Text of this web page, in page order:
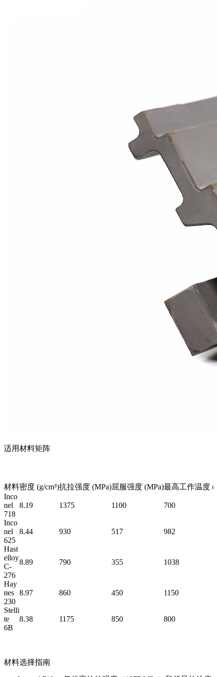
适用材料矩阵
材料密度 (g/cm³)抗拉强度 (MPa)屈服强度 (MPa)最高工作温度
Inco
nel
718
8.19 1375 1100 700
Inco
nel
625
8.44 930 517 982
Hast
elloy
C-
276
8.89 790 355 1038
Hay
nes
230
8.97 860 450 1150
Stelli
te
6B
8.38 1175 850 800
材料选择指南